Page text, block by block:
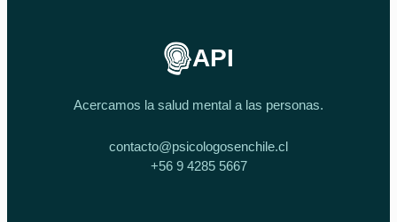
API
Acercamos la salud mental a las personas.
contacto@psicologosenchile.cl
+56 9 4285 5667